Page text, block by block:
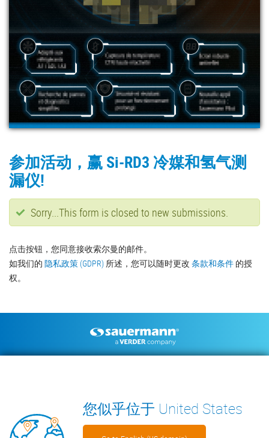
参加活动，赢 Si-RD3 冷媒和氢气测
漏仪!
Status
message
Sorry...This form is closed to new submissions.
点击按钮，您同意接收索尔曼的邮件。
如我们的 隐私政策 (GDPR) 所述，您可以随时更改 条款和条件 的授
权。
WECHAT
您似乎位于 United States